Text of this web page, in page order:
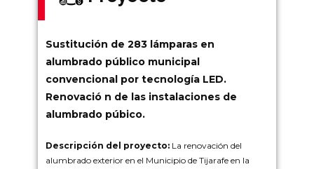
Sustitución de 283 lámparas en
alumbrado público municipal
convencional por tecnología LED.
Renovació n de las instalaciones de
alumbrado púbico.
Descripción del proyecto: La renovación del
alumbrado exterior en el Municipio de Tijarafe en la